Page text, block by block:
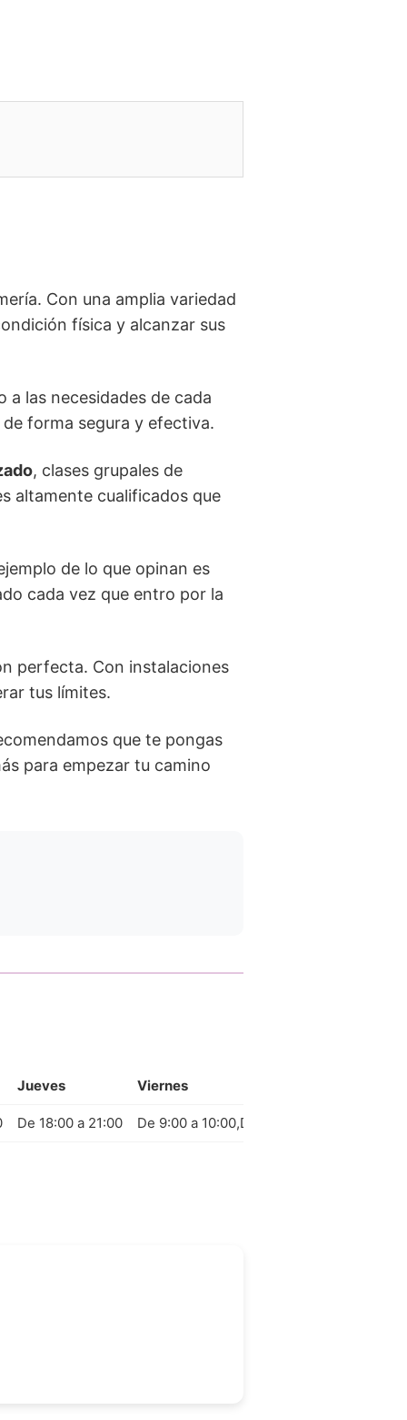
Con una amplia variedad
física y alcanzar sus
las necesidades de cada
forma segura y efectiva.
, clases grupales de
altamente cualificados que
de lo que opinan es
cada vez que entro por la
perfecta. Con instalaciones
tus límites.
que te pongas
para empezar tu camino
Jueves Viernes
De 18:00 a 21:00 De 9:00 a 10:00,De 18:00 a 21:00